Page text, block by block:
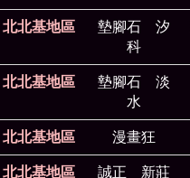
北北基地區
墊腳石 汐
科
北北基地區
墊腳石 淡
水
北北基地區 漫畫狂
北北基地區 誠正 新莊